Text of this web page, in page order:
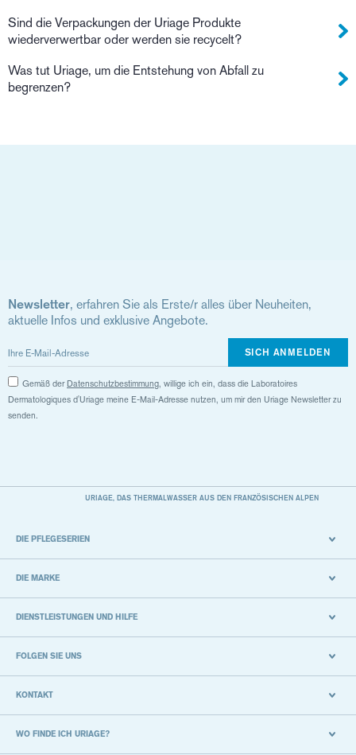
Sind die Verpackungen der Uriage Produkte
wiederverwertbar oder werden sie recycelt?
Was tut Uriage, um die Entstehung von Abfall zu
begrenzen?
Newsletter, erfahren Sie als Erste/r alles über Neuheiten,
aktuelle Infos und exklusive Angebote.
SICH ANMELDEN
Gemäß der Datenschutzbestimmung, willige ich ein, dass die Laboratoires
Dermatologiques d'Uriage meine E-Mail-Adresse nutzen, um mir den Uriage Newsletter zu
senden.
URIAGE, DAS THERMALWASSER AUS DEN FRANZÖSISCHEN ALPEN
DIE PFLEGESERIEN
DIE MARKE
DIENSTLEISTUNGEN UND HILFE
FOLGEN SIE UNS
KONTAKT
WO FINDE ICH URIAGE?